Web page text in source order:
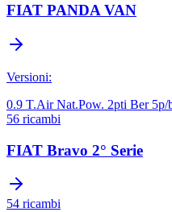
FIAT PANDA VAN
Versioni:
0.9 T.Air Nat.Pow. 2pti Ber 5p/
56 ricambi
FIAT Bravo 2° Serie
54 ricambi